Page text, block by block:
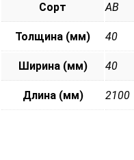
Сорт АВ
Толщина (мм) 40
Ширина (мм) 40
Длина (мм) 2100